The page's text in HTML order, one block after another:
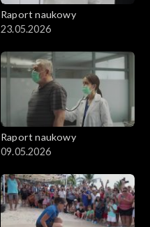
Raport naukowy
23.05.2026
Raport naukowy
09.05.2026